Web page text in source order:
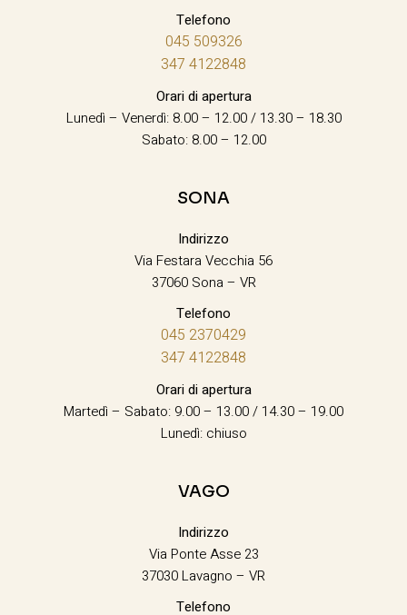
Telefono
045 509326
347 4122848
Orari di apertura
Lunedì – Venerdì: 8.00 – 12.00 / 13.30 – 18.30
Sabato: 8.00 – 12.00
SONA
Indirizzo
Via Festara Vecchia 56
37060 Sona – VR
Telefono
045 2370429
347 4122848
Orari di apertura
Martedì – Sabato: 9.00 – 13.00 / 14.30 – 19.00
Lunedì: chiuso
VAGO
Indirizzo
Via Ponte Asse 23
37030 Lavagno – VR
Telefono